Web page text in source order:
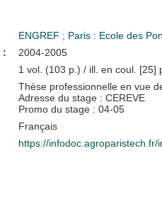
ENGREF ; Paris : Ecole des
:
2004-2005
1 vol. (103 p.) / ill. en coul. [25]
Thèse professionnelle en vue
Adresse du stage : CEREVE
Promo du stage : 04-05
Français
https://